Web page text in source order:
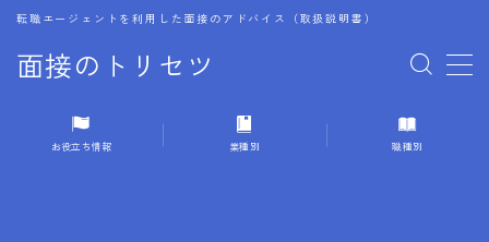
面接のトリセツ
転職エージェントを利用した面接のアドバイス（取扱説明書）
MENU
1.成功する面接戦略
お役立ち情報 業種別 職種別